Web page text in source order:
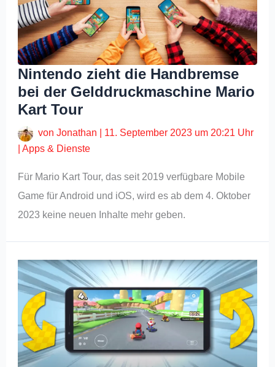
Nintendo zieht die Handbremse
bei der Gelddruckmaschine Mario
Kart Tour
vonJonathan
11. September 2023 um 20:21 Uhr
|Apps & Dienste
Für Mario Kart Tour, das seit 2019 verfügbare Mobile
Game für Android und iOS, wird es ab dem 4. Oktober
2023 keine neuen Inhalte mehr geben.